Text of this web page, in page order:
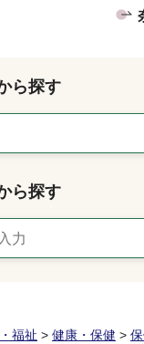
ら探す
ら探す
福祉 > 健康・保健 >